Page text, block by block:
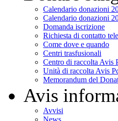
Calendario donazioni
Calendario donazioni
Domanda iscrizione
Richiesta di contatto
Come dove e quando
Centri trasfusionali
Centro di raccolta Avis
Unità di raccolta Avis
Memorandum del
Avis
Avvisi
News